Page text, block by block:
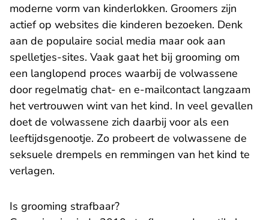
moderne vorm van kinderlokken. Groomers zijn
actief op websites die kinderen bezoeken. Denk
aan de populaire social media maar ook aan
spelletjes-sites. Vaak gaat het bij grooming om
een langlopend proces waarbij de volwassene
door regelmatig chat- en e-mailcontact langzaam
het vertrouwen wint van het kind. In veel gevallen
doet de volwassene zich daarbij voor als een
leeftijdsgenootje. Zo probeert de volwassene de
seksuele drempels en remmingen van het kind te
verlagen.
Is grooming strafbaar?